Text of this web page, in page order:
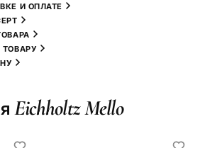
И ОПЛАТЕ
ТОВАРУ
Eichholtz Mello